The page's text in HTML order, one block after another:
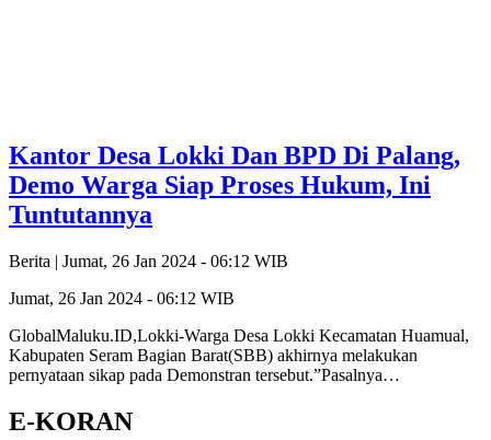
Kantor Desa Lokki Dan BPD Di Palang,
Demo Warga Siap Proses Hukum, Ini
Tuntutannya
Berita | Jumat, 26 Jan 2024 - 06:12 WIB
Jumat, 26 Jan 2024 - 06:12 WIB
GlobalMaluku.ID,Lokki-Warga Desa Lokki Kecamatan Huamual,
Kabupaten Seram Bagian Barat(SBB) akhirnya melakukan
pernyataan sikap pada Demonstran tersebut.”Pasalnya…
E-KORAN